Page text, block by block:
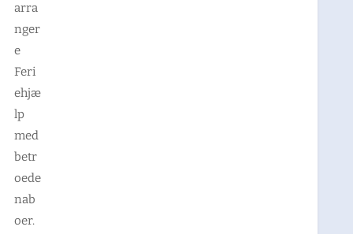
arra
nger
e
Feri
ehjæ
lp
med
betr
oede
nab
oer.